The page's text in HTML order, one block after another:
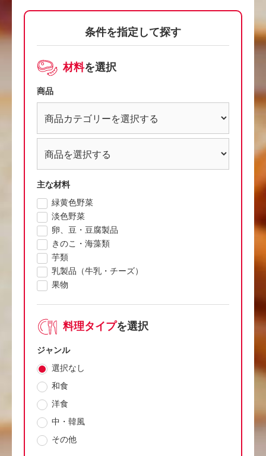
条件を指定して探す
材料を選択
商品
主な材料
緑黄色野菜
淡色野菜
卵、豆・豆腐製品
きのこ・海藻類
芋類
乳製品（牛乳・チーズ）
果物
料理タイプを選択
ジャンル
選択なし
和食
洋食
中・韓風
その他